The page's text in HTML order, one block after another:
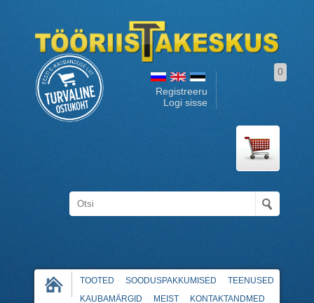
Registreeru
Logi sisse
0
TOOTED SOODUSPAKKUMISED
TEENUSED
KAUBAMÄRGID
MEIST KONTAKTANDMED